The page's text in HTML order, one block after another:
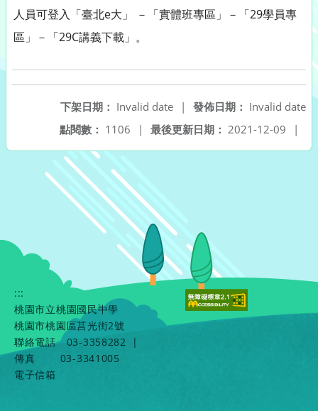
人員可登入「臺北e大」 －「實體班專區」－「29學員專
區」－「29C講義下載」。
發佈日期： Invalid date
下架日期： Invalid date
|
最後更新日期： 2021-12-09 |
點閱數： 1106 |
:::
桃園市立桃園國民中學
桃園市桃園區莒光街2號
聯絡電話
03-3358282
|
傳真
03-3341005
電子信箱